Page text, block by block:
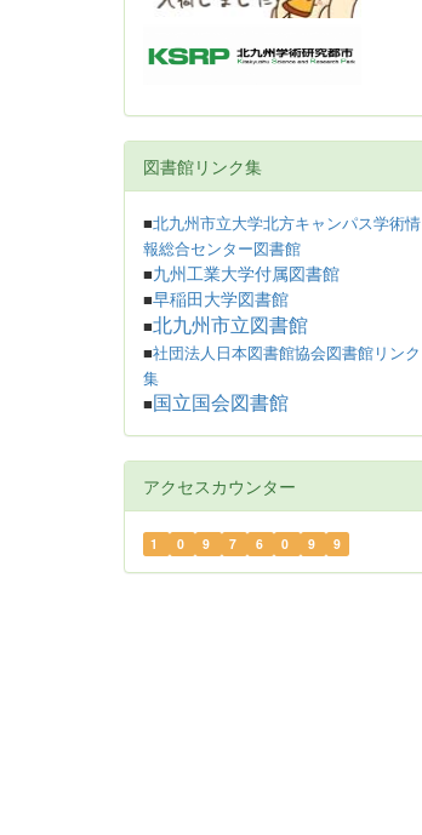
図書館リンク集
■北九州市立大学北方キャンパス学術情
報総合センター図書館
■九州工業大学付属図書館
■早稲田大学図書館
■北九州市立図書館
■社団法人日本図書館協会図書館リンク
集
■ 国立国会図書館
アクセスカウンター
1 0 9 7 6 0 9 9